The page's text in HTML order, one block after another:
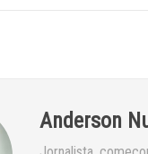
Anderson